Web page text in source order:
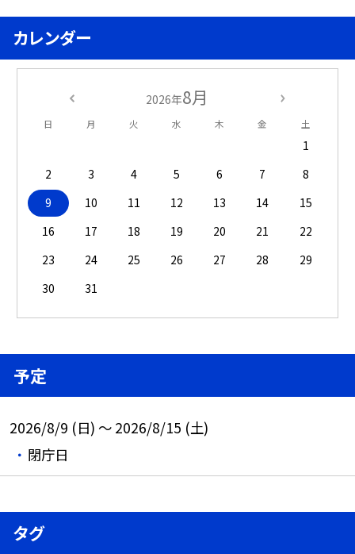
カレンダー
2026年8月
日 月 火 水 木 金 土
1
2
3 4 5 6 7
8
9
10 11 12 13 14
15
16
17 18 19 20 21
22
23
24 25 26 27 28
29
30
31
予定
2026/8/9 (日) ～ 2026/8/15 (土)
閉庁日
タグ